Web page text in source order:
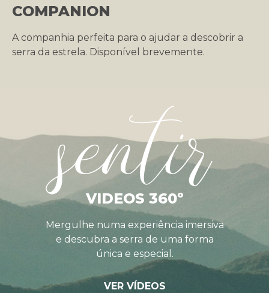
COMPANION
A companhia perfeita para o ajudar a descobrir a
serra da estrela. Disponível brevemente.
sentir
VIDEOS 360º
Mergulhe numa experiência imersiva
e descubra a serra de uma forma
única e especial.
VER VÍDEOS